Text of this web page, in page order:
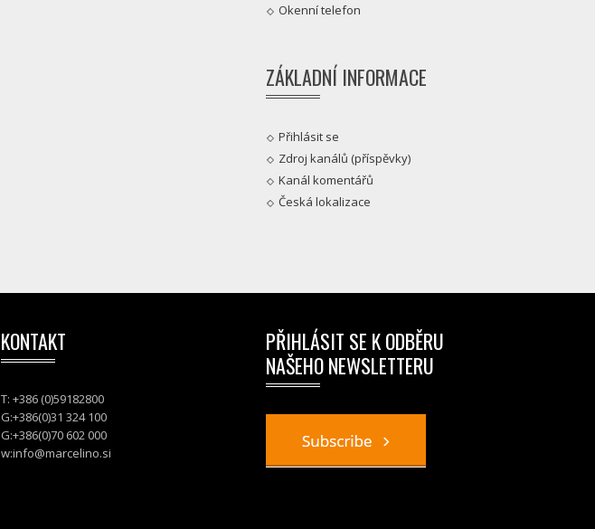
Okenní telefon
ZÁKLADNÍ INFORMACE
Přihlásit se
Zdroj kanálů (příspěvky)
Kanál komentářů
Česká lokalizace
KONTAKT
T: +386 (0)59182800
G:+386(0)31 324 100
G:+386(0)70 602 000
w:info@marcelino.si
PŘIHLÁSIT SE K ODBĚRU
NAŠEHO NEWSLETTERU